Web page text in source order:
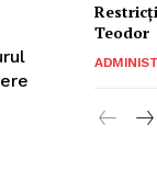
Teodor